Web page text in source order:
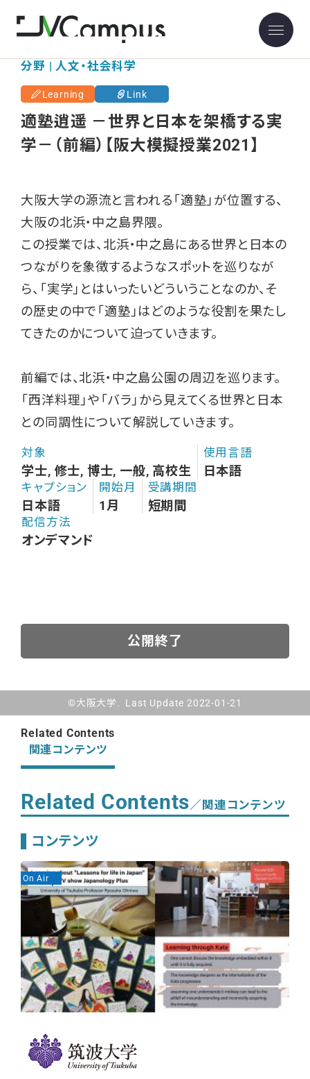
大阪大学
分野 | 人文・社会科学
Learning Link
適塾逍遥 －世界と日本を架橋する実
学－（前編）【阪大模擬授業2021】
大阪大学の源流と言われる「適塾」が位置する、
大阪の北浜・中之島界隈。
この授業では、北浜・中之島にある世界と日本の
つながりを象徴するようなスポットを巡りなが
ら、「実学」とはいったいどういうことなのか、そ
の歴史の中で「適塾」はどのような役割を果たし
てきたのかについて迫っていきます。
前編では、北浜・中之島公園の周辺を巡ります。
「西洋料理」や「バラ」から見えてくる世界と日本
との同調性について解説していきます。
対象
学士, 修士, 博士, 一般, 高校生
使用言語
日本語
キャプション
日本語
開始月
1月
受講期間
短期間
配信方法
オンデマンド
公開終了
©大阪大学. Last Update 2022-01-21
Related Contents
関連コンテンツ
Related Contents／関連コンテンツ
コンテンツ
On Air